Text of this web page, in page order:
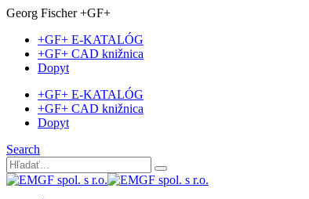
Georg Fischer +GF+
+GF+ E-KATALÓG
+GF+ CAD knižnica
Dopyt
+GF+ E-KATALÓG
+GF+ CAD knižnica
Dopyt
Search